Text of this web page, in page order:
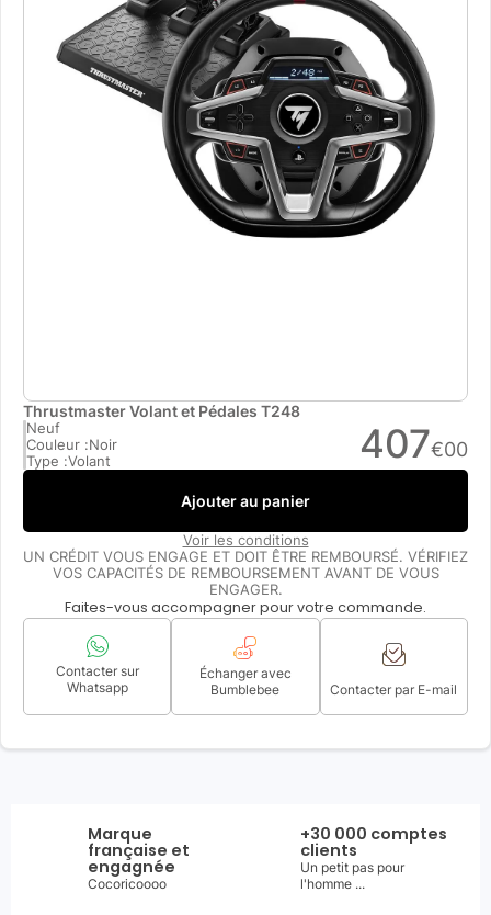
Thrustmaster Volant et Pédales T248
Neuf
Couleur :Noir
Type :Volant 407€00
Ajouter au panier
Voir les conditions
UN CRÉDIT VOUS ENGAGE ET DOIT ÊTRE REMBOURSÉ. VÉRIFIEZ
VOS CAPACITÉS DE REMBOURSEMENT AVANT DE VOUS
ENGAGER.
Faites-vous accompagner pour votre commande.
Contacter sur
Whatsapp
Échanger avec
Bumblebee
Contacter par E-mail
Marque
française et
engagnée
Cocoricoooo
+30 000 comptes
clients
Un petit pas pour
l'homme ...